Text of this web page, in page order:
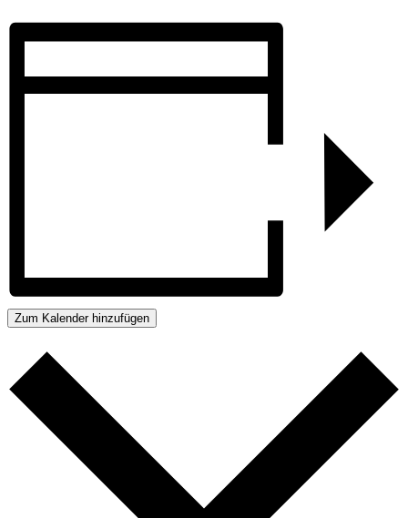
Zum Kalender hinzufügen